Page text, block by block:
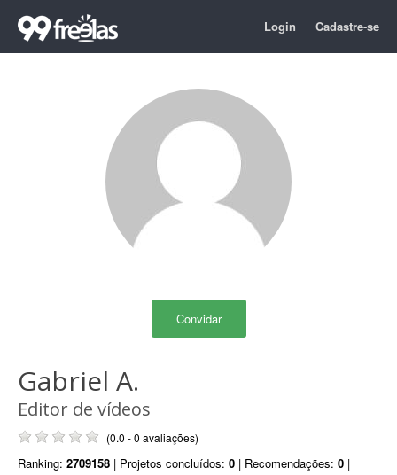
Login Cadastre-se
Convidar
Gabriel A.
Editor de vídeos
(0.0 - 0 avaliações)
Ranking: 2709158 | Projetos concluídos: 0 | Recomendações: 0 |